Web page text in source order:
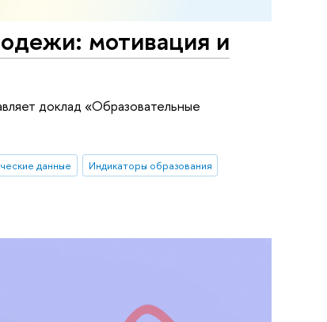
мотивация и
доклад «Образовательные
данные
Индикаторы образования